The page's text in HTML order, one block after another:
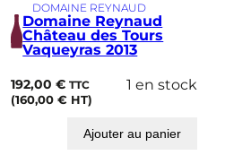
DOMAINE REYNAUD
Domaine Reynaud
Château des Tours
Vaqueyras 2013
192,00€ TTC
(160,00€ HT)
1 en stock
Ajouter au panier